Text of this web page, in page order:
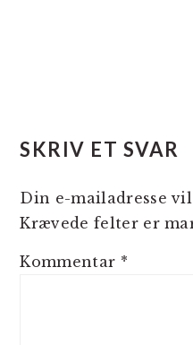
SKRIV ET SVAR
Din e-mailadresse
Krævede felter er
Kommentar *